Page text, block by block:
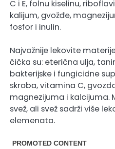
C i E, folnu kiselinu,
kalijum, gvožđe,
fosfor i inulin.
Najvažnije lekovite
čička su: eterična ulja,
bakterijske i fungicidne
skroba, vitamina C,
magnezijuma i kalcijuma.
svež, ali svež sadrži više
elemenata.